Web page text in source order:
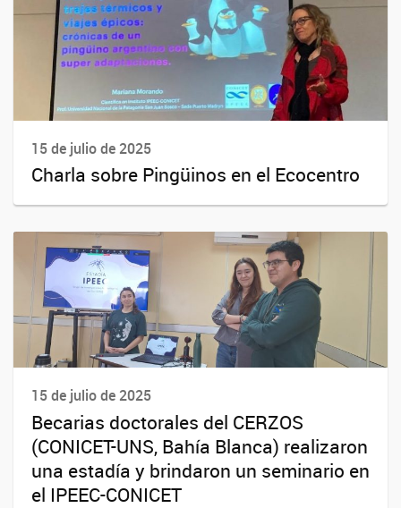
15 de julio de 2025
Charla sobre Pingüinos en el Ecocentro
15 de julio de 2025
Becarias doctorales del CERZOS
(CONICET-UNS, Bahía Blanca) realizaron
una estadía y brindaron un seminario en
el IPEEC-CONICET